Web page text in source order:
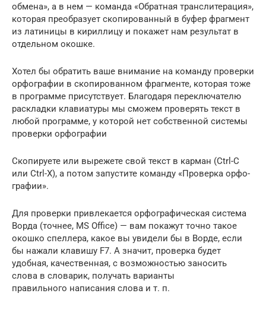
обмена», а в нем — команда «Обратная транслитерация»,
которая преобразует скопированный в буфер фрагмент
из латиницы в кириллицу и покажет нам результат в
отдельном окошке.
Хотел бы обратить ваше внимание на команду проверки
орфографии в скопированном фрагменте, которая тоже
в программе присутствует. Благодаря переключателю
раскладки клавиатуры мы сможем проверять текст в
лю­бой программе, у которой нет собственной системы
проверки орфографии
Скопируете или вырежете свой текст в карман (Ctrl-C
или Ctrl-X), а потом запустите команду «Проверка орфо­
графии».
Для проверки привлекается орфографическая система
Ворда (точнее, MS Office) — вам покажут точно такое
окошко спеллера, какое вы увидели бы в Вор­де, если
бы нажали клавишу F7. А значит, проверка будет
удобная, качественная, с возможностью заносить
слова в словарик, получать варианты
правильного написания слова и т. п.